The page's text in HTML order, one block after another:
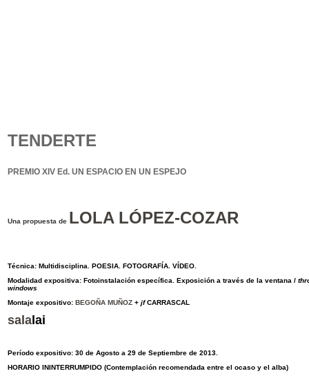
TENDERTE
PREMIO XIV Ed. UN ESPACIO EN UN ESPEJO
Una propuesta de LOLA LÓPEZ-COZAR
Técnica: Multidisciplina. POESIA. FOTOGRAFÍA. VÍDEO.
Modalidad expositiva: Fotoinstalación específica. Exposición a través de la ventana /
windows
Montaje expositivo: BEGOÑA MUÑOZ + jfCARRASCAL
sala lai
Período expositivo: 30 de Agosto a 29 de Septiembre de 2013.
HORARIO ININTERRUMPIDO (Contemplación recomendada entre el ocaso y el alba)